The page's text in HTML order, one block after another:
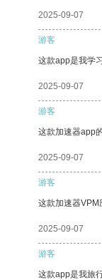
2025-09-07
游客
这款app是我学
2025-09-07
游客
这款加速器app
2025-09-07
游客
这款加速器VPM
2025-09-07
游客
这款app是我旅